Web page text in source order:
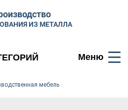
ИЗ МЕТАЛЛА
Меню
мебель